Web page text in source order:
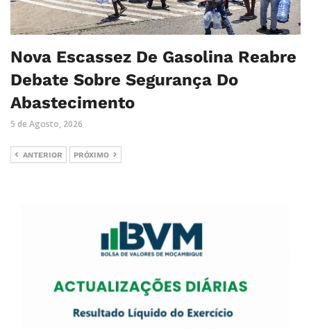
Nova Escassez De Gasolina Reabre
Debate Sobre Segurança Do
Abastecimento
5 de Agosto, 2026
ANTERIOR PRÓXIMO